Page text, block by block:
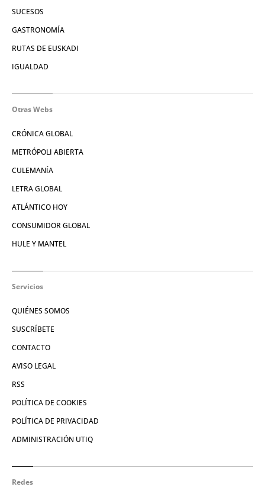
SUCESOS
GASTRONOMÍA
RUTAS DE EUSKADI
IGUALDAD
Otras Webs
CRÓNICA GLOBAL
METRÓPOLI ABIERTA
CULEMANÍA
LETRA GLOBAL
ATLÁNTICO HOY
CONSUMIDOR GLOBAL
HULE Y MANTEL
Servicios
QUIÉNES SOMOS
SUSCRÍBETE
CONTACTO
AVISO LEGAL
RSS
POLÍTICA DE COOKIES
POLÍTICA DE PRIVACIDAD
ADMINISTRACIÓN UTIQ
Redes